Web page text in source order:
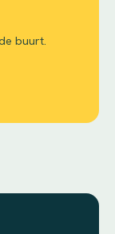
buurt.